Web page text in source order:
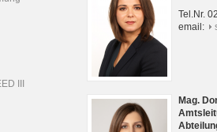
III
Tel.Nr.
email:
Mag.